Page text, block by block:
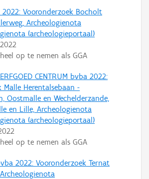
2022: Vooronderzoek Bocholt
Archeologienota
(archeologieportaal)
op te nemen als GGA
CENTRUM bvba 2022:
Malle Herentalsebaan -
Oostmalle en Wechelderzande,
en Lille, Archeologienota
(archeologieportaal)
op te nemen als GGA
2022: Vooronderzoek Ternat